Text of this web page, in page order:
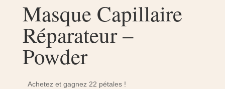
Masque Capillaire
Réparateur –
Powder
Achetez et gagnez 22 pétales !